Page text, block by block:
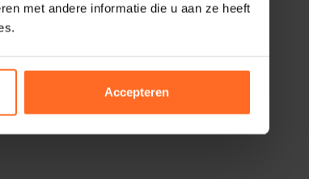
met andere informatie die u aan ze heeft
Accepteren